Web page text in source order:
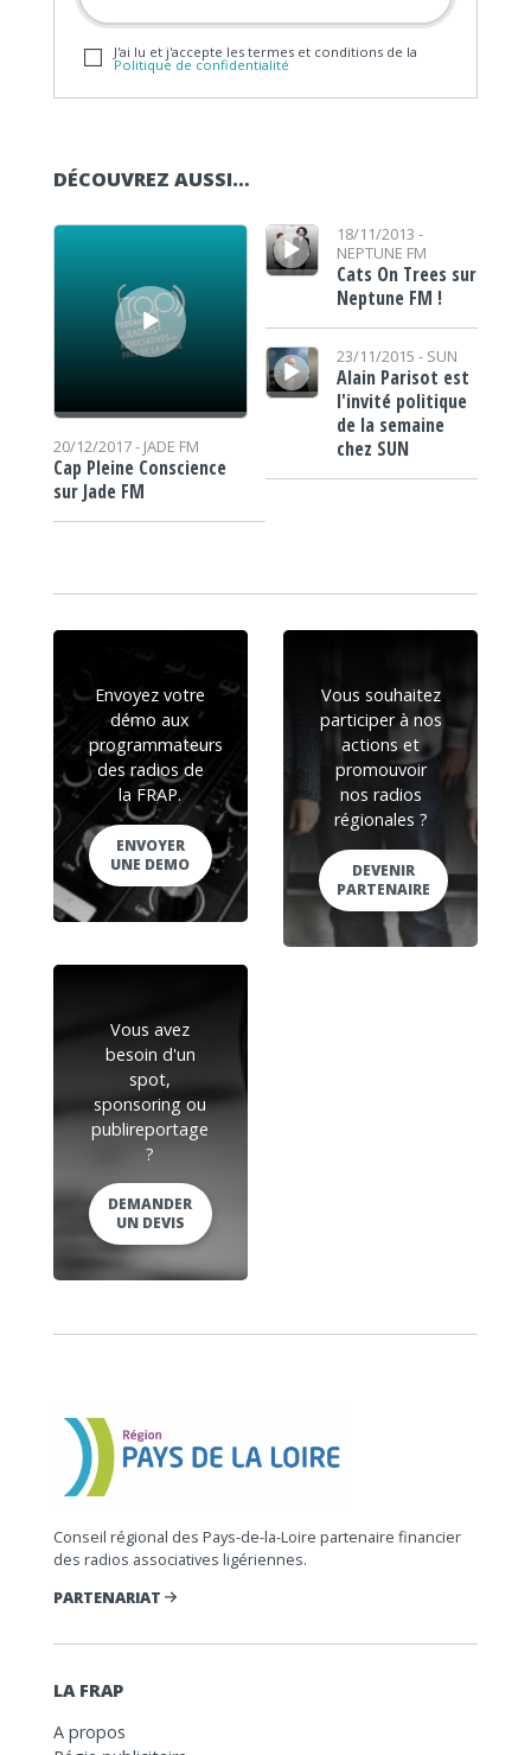
J'ai lu et j'accepte les termes et conditions de la
Politique de confidentialité
DÉCOUVREZ AUSSI…
Lecteur audio
20/12/2017 - JADE FM
Cap Pleine Conscience
sur Jade FM
Lecteur audio18/11/2013 -
NEPTUNE FM
Cats On Trees sur
Neptune FM !
Lecteur audio
23/11/2015 - SUN
Alain Parisot est
l'invité politique
de la semaine
chez SUN
Envoyez votre
démo aux
programmateurs
des radios de
la FRAP.
ENVOYER
UNE DEMO
Vous souhaitez
participer à nos
actions et
promouvoir
nos radios
régionales ?
DEVENIR
PARTENAIRE
Vous avez
besoin d'un
spot,
sponsoring ou
publireportage
?
DEMANDER
UN DEVIS
Conseil régional des Pays-de-la-Loire partenaire financier
des radios associatives ligériennes.
PARTENARIAT
LA FRAP
A propos